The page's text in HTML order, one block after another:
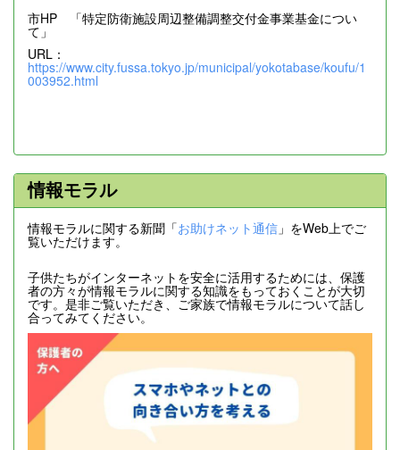
市HP 「特定防衛施設周辺整備調整交付金事業基金につい
て」
URL：
https://www.city.fussa.tokyo.jp/municipal/yokotabase/koufu/1
003952.html
情報モラル
情報モラルに関する新聞「お助けネット通信 」をWeb上でご
覧いただけます。
子供たちがインターネットを安全に活用するためには、保護
者の方々が情報モラルに関する知識をもっておくことが大切
です。是非ご覧いただき、ご家族で情報モラルについて話し
合ってみてください。